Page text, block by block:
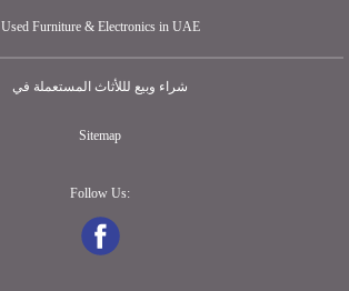
Used Furniture & Electronics in UAE
شراء وبيع لللأثاث المستعملة في
Sitemap
Follow Us: